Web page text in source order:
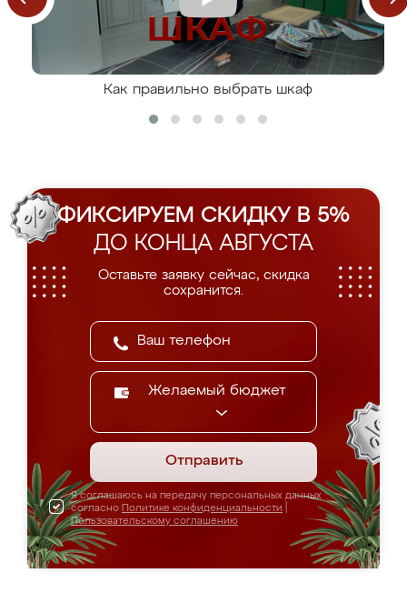
Как правильно выбрать шкаф
ФИКСИРУЕМ СКИДКУ В 5%
ДО КОНЦА АВГУСТА
Оставьте заявку сейчас, скидка
сохранится.
Желаемый бюджет
Отправить
Я соглашаюсь на передачу персональных данных
согласно Политике конфиденциальности
Пользовательскому соглашению